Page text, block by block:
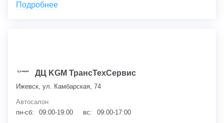
Подробнее
ДЦ KGM ТрансТехСервис
Ижевск, ул. Камбарская, 74
Автосалон
пн-сб:
09:00-19:00 вс: 09:00-17:00